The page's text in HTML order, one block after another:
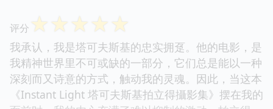
评分 ☆☆☆☆☆
我承认，我是塔可夫斯基的忠实拥趸。他的电影，是
我精神世界里不可或缺的一部分，它们总是能以一种
深刻而又诗意的方式，触动我的灵魂。因此，当这本
《Instant Light 塔可夫斯基拍立得攝影集》摆在我的